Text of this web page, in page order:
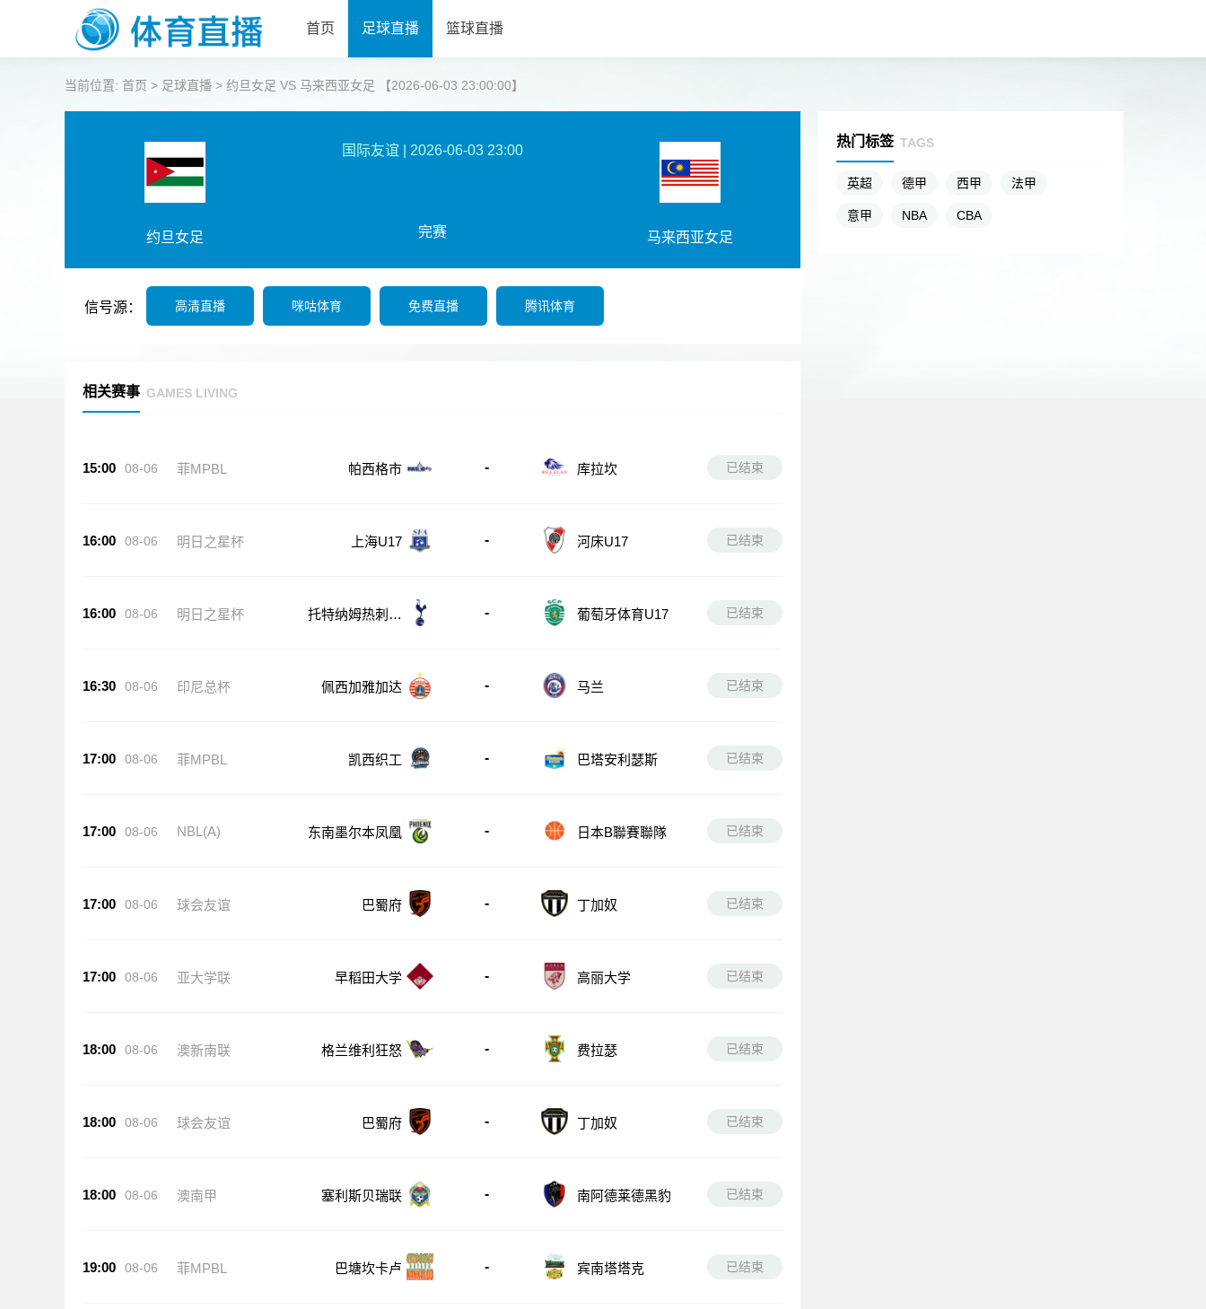
首页 足球直播 篮球直播
当前位置: 首页 > 足球直播 > 约旦女足 VS 马来西亚女足 【2026-06-03 23:00:00】
约旦女足
国际友谊 2026-06-03 23:00
完赛 马来西亚女足
信号源： 高清直播 咪咕体育 免费直播 腾讯体育
相关赛事 GAMES LIVING
15:00 08-06 菲MPBL 帕西格市 - 库拉坎 已结束
16:00 08-06 明日之星杯 上海U17 - 河床U17 已结束
16:00 08-06 明日之星杯
托特纳姆热刺U
- 葡萄牙体育U17 已结束
16:30 08-06 印尼总杯 佩西加雅加达 - 马兰 已结束
17:00 08-06 菲MPBL 凯西织工 - 巴塔安利瑟斯 已结束
17:00 08-06 NBL(A) 东南墨尔本凤凰 - 日本B聯賽聯隊 已结束
17:00 08-06 球会友谊 巴蜀府 - 丁加奴 已结束
17:00 08-06 亚大学联 早稻田大学 - 高丽大学 已结束
18:00 08-06 澳新南联 格兰维利狂怒 - 费拉瑟 已结束
18:00 08-06 球会友谊 巴蜀府 - 丁加奴 已结束
18:00 08-06 澳南甲 塞利斯贝瑞联 - 南阿德莱德黑豹 已结束
19:00 08-06 菲MPBL 巴塘坎卡卢 - 宾南塔塔克 已结束
热门标签 TAGS
英超 德甲 西甲 法甲
意甲 NBA CBA